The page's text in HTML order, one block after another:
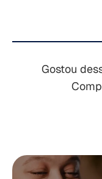
Gostou